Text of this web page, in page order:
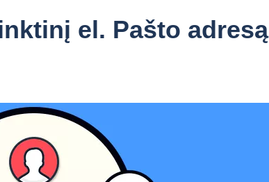
el. Pašto adresą